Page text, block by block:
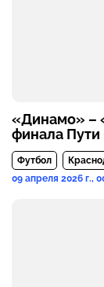
«Динамо» –
финала
Футбол
09 апреля 2026 г.,